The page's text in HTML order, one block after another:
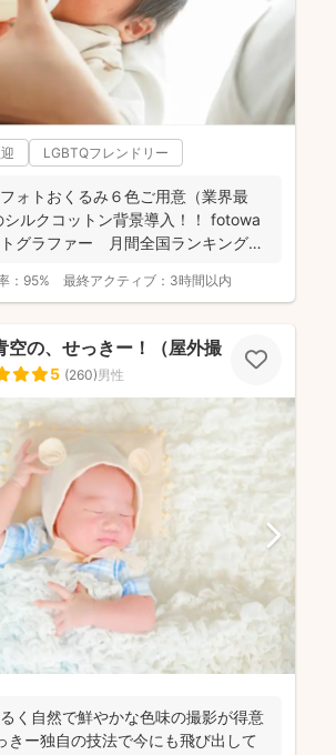
LGBTQフレンドリー
ォトおくるみ６色ご用意（業界最
シルクコットン背景導入！！ fotowa
グラファー 月間全国ランキング１
： 95% 最終アクティブ： 3時間以内
空の、せっきー！（屋外撮影もお任せ🌟
5 (260)男性
く自然で鮮やかな色味の撮影が得意
ー独自の技法で今にも飛び出して